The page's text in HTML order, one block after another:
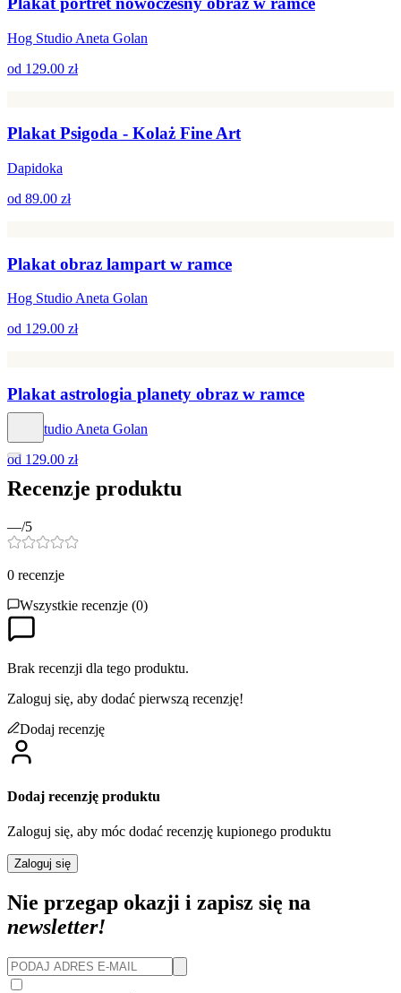
Hog Studio Aneta Golan
od 129.00 zł
Plakat Psigoda - Kolaż Fine Art
Dapidoka
od 89.00 zł
Plakat obraz lampart w ramce
Hog Studio Aneta Golan
od 129.00 zł
Plakat astrologia planety obraz w ramce
Hog Studio Aneta Golan
od 129.00 zł
Recenzje produktu
—/5
0 recenzje
Wszystkie recenzje (0)
Brak recenzji dla tego produktu.
Zaloguj się, aby dodać pierwszą recenzję!
Dodaj recenzję
Dodaj recenzję produktu
Zaloguj się, aby móc dodać recenzję kupionego produktu
Zaloguj się
Nie przegap okazji i zapisz się na
newsletter!